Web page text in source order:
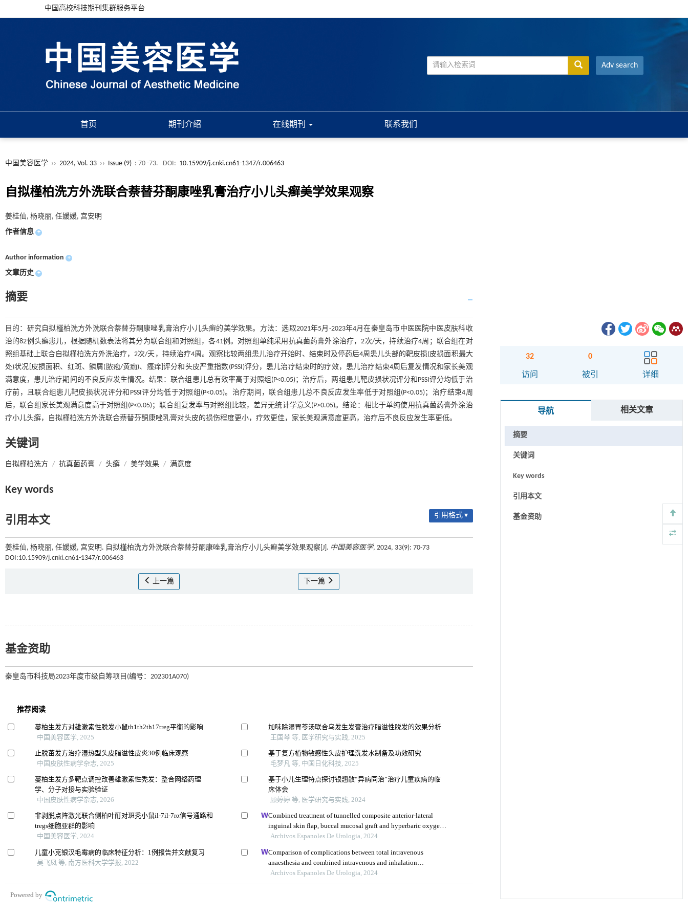
中国高校科技期刊集群服务平台
Adv search
首页 期刊介绍 在线期刊 联系我们
中国美容医学 ›› 2024, Vol. 33 ›› Issue (9) : 70 -73. DOI: 10.15909/j.cnki.cn61-1347/r.006463
自拟槿柏洗方外洗联合萘替芬酮康唑乳膏治疗小儿头癣美学效果观察
姜桂仙, 杨晓丽, 任媛媛, 宫安明
作者信息 +
Author information +
文章历史 +
摘要
目的：研究自拟槿柏洗方外洗联合萘替芬酮康唑乳膏治疗小儿头癣的美学效果。方法：选取2021年5月-2023年4月在秦皇岛市中医医院中医皮肤科收
治的82例头癣患儿，根据随机数表法将其分为联合组和对照组，各41例。对照组单纯采用抗真菌药膏外涂治疗，2次/天，持续治疗4周；联合组在对
照组基础上联合自拟槿柏洗方外洗治疗，2次/天，持续治疗4周。观察比较两组患儿治疗开始时、结束时及停药后4周患儿头部的靶皮损(皮损面积最大
处)状况[皮损面积、红斑、鳞屑(脓疱/黄痂)、瘙痒]评分和头皮严重指数(PSSI)评分，患儿治疗结束时的疗效，患儿治疗结束4周后复发情况和家长美观
满意度，患儿治疗期间的不良反应发生情况。结果：联合组患儿总有效率高于对照组(P<0.05)；治疗后，两组患儿靶皮损状况评分和PSSI评分均低于治
疗前，且联合组患儿靶皮损状况评分和PSSI评分均低于对照组(P<0.05)。治疗期间，联合组患儿总不良反应发生率低于对照组(P<0.05)；治疗结束4周
后，联合组家长美观满意度高于对照组(P<0.05)；联合组复发率与对照组比较，差异无统计学意义(P>0.05)。结论：相比于单纯使用抗真菌药膏外涂治
疗小儿头癣，自拟槿柏洗方外洗联合萘替芬酮康唑乳膏对头皮的损伤程度更小，疗效更佳，家长美观满意度更高，治疗后不良反应发生率更低。
关键词
自拟槿柏洗方 / 抗真菌药膏 / 头癣 / 美学效果 / 满意度
Key words
引用本文 引用格式 ▾
姜桂仙, 杨晓丽, 任媛媛, 宫安明. 自拟槿柏洗方外洗联合萘替芬酮康唑乳膏治疗小儿头癣美学效果观察[J]. 中国美容医学, 2024, 33(9): 70-73
DOI:10.15909/j.cnki.cn61-1347/r.006463
上一篇 下一篇
基金资助
秦皇岛市科技局2023年度市级自筹项目(编号：202301A070)
32
访问
0
被引 详细
导航 相关文章
摘要
关键词
Key words
引用本文
基金资助